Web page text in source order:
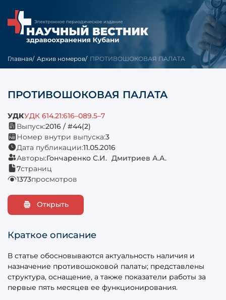
Главная Архив номеров ПРОТИВОШОКОВАЯ ПАЛАТА
ПРОТИВОШОКОВАЯ ПАЛАТА
УДКУДК 614.21:616–089.5–7
Выпуск:2016 / #44(2)
Номер внутри выпуска:3
Дата публикации:11.05.2016
Авторы:Гончаренко С.И. Дмитриев А.А.
7страниц
1373просмотров
Открыть
Краткое описание
В статье обосновываются актуальность наличия и
назначение противошоковой палаты; представлены
структура, оснащение, а также показатели работы за
первые пять месяцев ее функционирования.